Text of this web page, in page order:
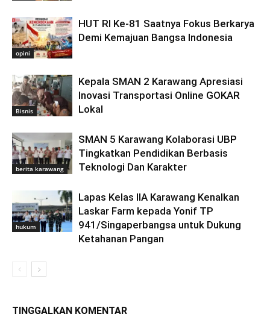
opini
HUT RI Ke-81 Saatnya Fokus Berkarya
Demi Kemajuan Bangsa Indonesia
Bisnis
Kepala SMAN 2 Karawang Apresiasi
Inovasi Transportasi Online GOKAR
Lokal
berita karawang
SMAN 5 Karawang Kolaborasi UBP
Tingkatkan Pendidikan Berbasis
Teknologi Dan Karakter
hukum
Lapas Kelas IIA Karawang Kenalkan
Laskar Farm kepada Yonif TP
941/Singaperbangsa untuk Dukung
Ketahanan Pangan
TINGGALKAN KOMENTAR